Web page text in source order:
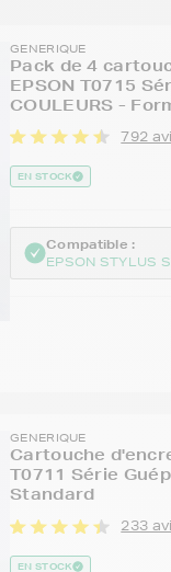
GENERIQUE
Pack de 4
EPSON T0715
COULEURS -
792
EN STOCK
Compatible :
EPSON STYLUS
GENERIQUE
Cartouche
T0711 Série
Standard
233
EN STOCK